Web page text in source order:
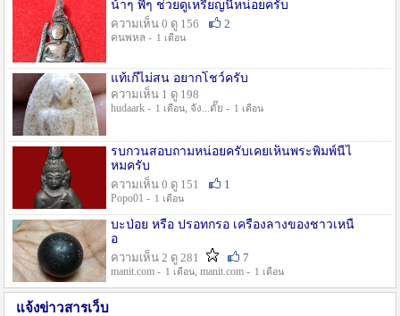
น้าๆ พี่ๆ ช่วยดูเหรียญนี้หน่อยครับ
ความเห็น 0 ดู 156
2
คนพหล - 1 เดือน
แท้เก๊ไม่สน อยากโชว์ครับ
ความเห็น 1 ดู 198
hudaark - 1 เดือน, จัง...ดั๊ย - 1 เดือน
รบกวนสอบถามหน่อยครับเคยเห็นพระพิมพ์นี้ไ
หมครับ
ความเห็น 0 ดู 151
1
Popo01 - 1 เดือน
บะป่อย หรือ ปรอทกรอ เครื่องลางของชาวเหนื
อ
ความเห็น 2 ดู 281
7
manit.com - 1 เดือน, manit.com - 1 เดือน
แจ้งข่าวสารเว็บ